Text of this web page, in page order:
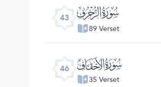
43 ﯘ
89 Verset
46 ﯛ
35 Verset